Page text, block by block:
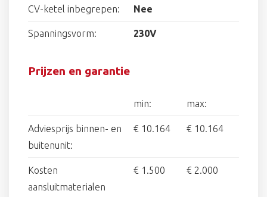
CV-ketel inbegrepen: Nee
Spanningsvorm: 230V
Prijzen en garantie
min: max:
Adviesprijs binnen- en
buitenunit:
€ 10.164 € 10.164
Kosten
aansluitmaterialen
€ 1.500 € 2.000